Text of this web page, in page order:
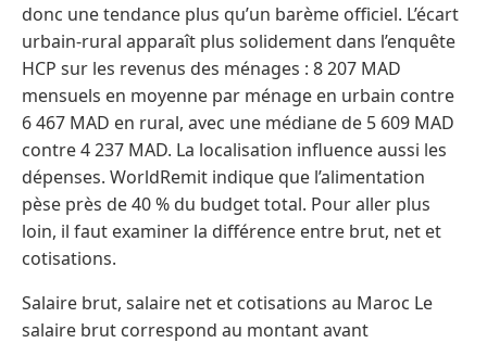
donc une tendance plus qu’un barème officiel. L’écart
urbain-rural apparaît plus solidement dans l’enquête
HCP sur les revenus des ménages : 8 207 MAD
mensuels en moyenne par ménage en urbain contre
6 467 MAD en rural, avec une médiane de 5 609 MAD
contre 4 237 MAD. La localisation influence aussi les
dépenses. WorldRemit indique que l’alimentation
pèse près de 40 % du budget total. Pour aller plus
loin, il faut examiner la différence entre brut, net et
cotisations.
Salaire brut, salaire net et cotisations au Maroc Le
salaire brut correspond au montant avant